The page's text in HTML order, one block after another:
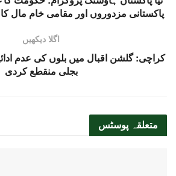
پاکستانی مزدوروں اور مقامی خام مال
اگلا دیکھیں
کراچی:‌ گلشن اقبال میں بلوں کی عدم
بجلی منقطع کردی
متعلقہ پوسٹس